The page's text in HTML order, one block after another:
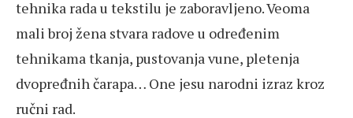
tehnika rada u tekstilu je zaboravljeno. Veoma
mali broj žena stvara radove u određenim
tehnikama tkanja, pustovanja vune, pletenja
dvopređnih čarapa… One jesu narodni izraz kroz
ručni rad.